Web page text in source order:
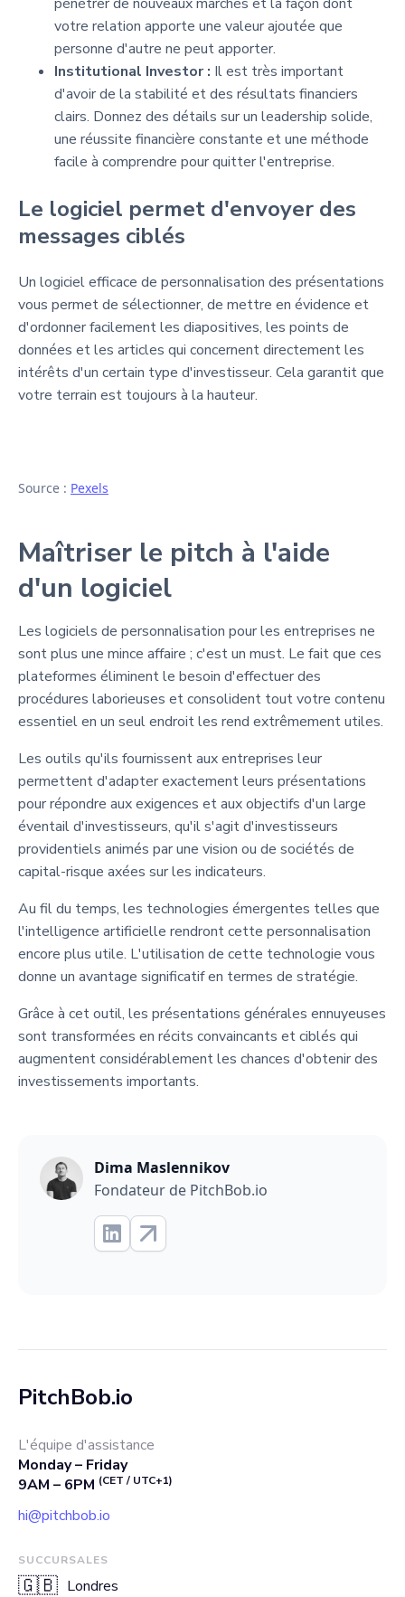
votre relation apporte une valeur ajoutée que
personne d'autre ne peut apporter.
Institutional Investor : Il est très important
d'avoir de la stabilité et des résultats financiers
clairs. Donnez des détails sur un leadership solide,
une réussite financière constante et une méthode
facile à comprendre pour quitter l'entreprise.
Le logiciel permet d'envoyer des
messages ciblés
Un logiciel efficace de personnalisation des présentations
vous permet de sélectionner, de mettre en évidence et
d'ordonner facilement les diapositives, les points de
données et les articles qui concernent directement les
intérêts d'un certain type d'investisseur. Cela garantit que
votre terrain est toujours à la hauteur.
Source : Pexels
Maîtriser le pitch à l'aide
d'un logiciel
Les logiciels de personnalisation pour les entreprises ne
sont plus une mince affaire ; c'est un must. Le fait que ces
plateformes éliminent le besoin d'effectuer des
procédures laborieuses et consolident tout votre contenu
essentiel en un seul endroit les rend extrêmement utiles.
Les outils qu'ils fournissent aux entreprises leur
permettent d'adapter exactement leurs présentations
pour répondre aux exigences et aux objectifs d'un large
éventail d'investisseurs, qu'il s'agit d'investisseurs
providentiels animés par une vision ou de sociétés de
capital-risque axées sur les indicateurs.
Au fil du temps, les technologies émergentes telles que
l'intelligence artificielle rendront cette personnalisation
encore plus utile. L'utilisation de cette technologie vous
donne un avantage significatif en termes de stratégie.
Grâce à cet outil, les présentations générales ennuyeuses
sont transformées en récits convaincants et ciblés qui
augmentent considérablement les chances d'obtenir des
investissements importants.
Dima Maslennikov
Fondateur de PitchBob.io
PitchBob.io
L'équipe d'assistance
Monday – Friday
9AM – 6PM (CET / UTC+1)
hi@pitchbob.io
SUCCURSALES
🇬🇧 Londres